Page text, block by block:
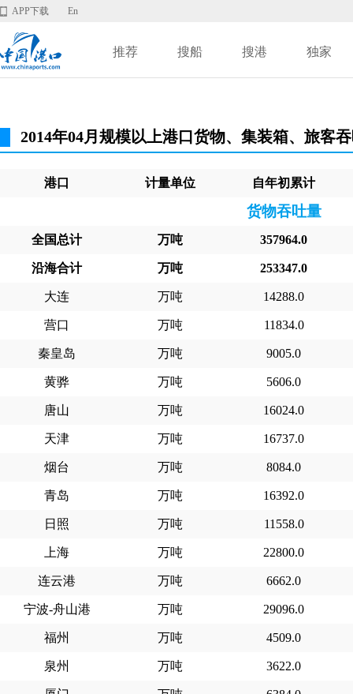
APP下载 En
推荐 搜船 搜港 独家
2014年04月规模以上港口货物、集装箱、旅客
港口 计量单位 自年初累计
货物吞吐量
全国总计 万吨 357964.0
沿海合计 万吨 253347.0
大连 万吨 14288.0
营口 万吨 11834.0
秦皇岛 万吨 9005.0
黄骅 万吨 5606.0
唐山 万吨 16024.0
天津 万吨 16737.0
烟台 万吨 8084.0
青岛 万吨 16392.0
日照 万吨 11558.0
上海 万吨 22800.0
连云港 万吨 6662.0
宁波-舟山港 万吨 29096.0
福州 万吨 4509.0
泉州 万吨 3622.0